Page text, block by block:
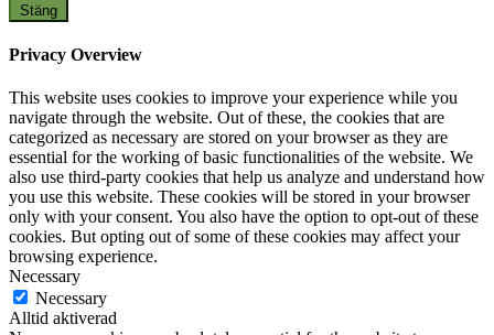
Stäng
Privacy Overview
This website uses cookies to improve your experience while you
navigate through the website. Out of these, the cookies that are
categorized as necessary are stored on your browser as they are
essential for the working of basic functionalities of the website. We
also use third-party cookies that help us analyze and understand how
you use this website. These cookies will be stored in your browser
only with your consent. You also have the option to opt-out of these
cookies. But opting out of some of these cookies may affect your
browsing experience.
Necessary
Necessary
Alltid aktiverad